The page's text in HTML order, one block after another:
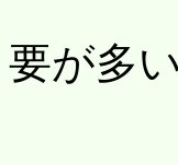
要が多
・自